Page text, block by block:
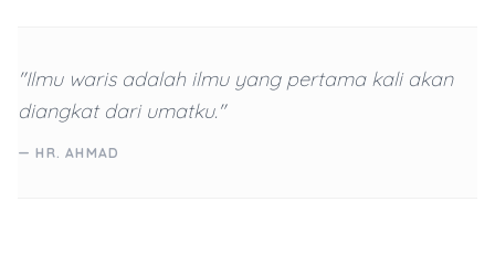
"Ilmu waris adalah ilmu yang pertama kali akan
diangkat dari umatku."
— HR. AHMAD